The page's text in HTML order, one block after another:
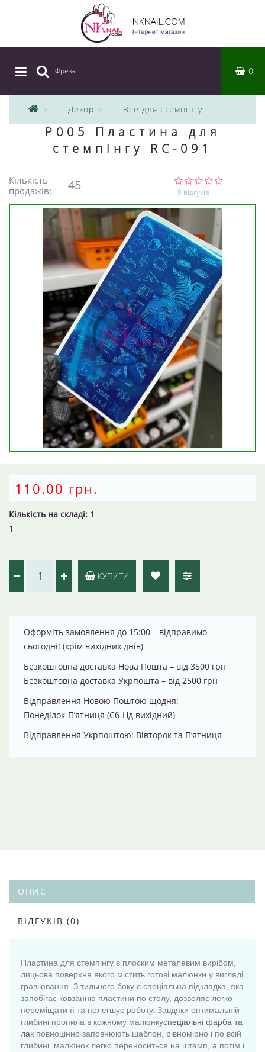
Фреза| 0
Декор Все для стемпінгу
P005 Пластина для
стемпінгу RC-091
Кількість
продажів:
45 0 відгуків
110.00 грн.
Кількість на складі: 1
1
КУПИТИ
Оформіть замовлення до 15:00 – відправимо
сьогодні! (крім вихідних днів)
Безкоштовна доставка Нова Пошта – від 3500 грн
Безкоштовна доставка Укрпошта – від 2500 грн
Відправлення Новою Поштою щодня:
Понеділок-П’ятниця (Сб-Нд вихідний)
Відправлення Укрпоштою: Вівторок та П’ятниця
ОПИС
ВІДГУКІВ (0)
Пластина для стемпінгу є плоским металевим вирібом,
лицьова поверхня якого містить готові малюнки у вигляді
гравіювання. З тильного боку є спеціальна підкладка, яка
запобігає ковзанню пластини по столу, дозволяє легко
переміщати її та полегшує роботу. Завдяки оптимальній
глибині пропила в кожному малюнкуспеціальні фарба та
лак повноцінно заповнюють шаблон, рівномірно і по всій
глибині. малюнок легко переноситься на штамп, а потім і